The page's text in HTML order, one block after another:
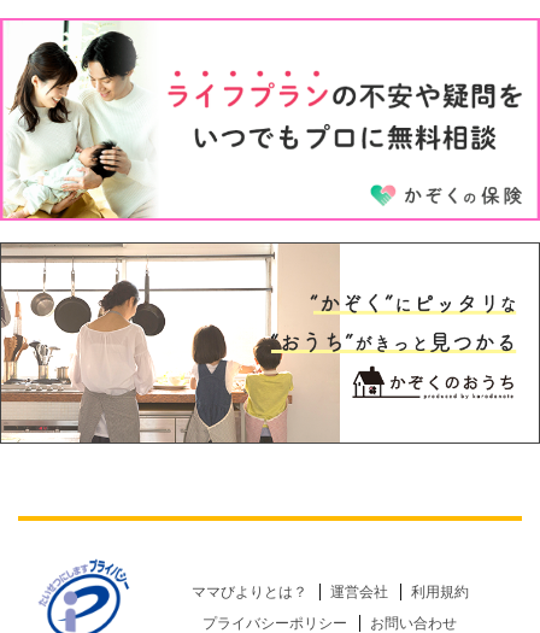
3才
5才 6才
ママびよりとは？ 運営会社
利用規約
プライバシーポリシー
お問い合わせ